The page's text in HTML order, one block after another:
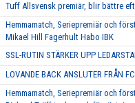
Tuff Allsvensk premiär, blir bättre
Hemmamatch, Seriepremiär och
Mikael Hill Fagerhult Habo IBK
SSL-RUTIN STÄRKER UPP
LOVANDE BACK ANSLUTER FRÅN
Hemmamatch, Seriepremiär och